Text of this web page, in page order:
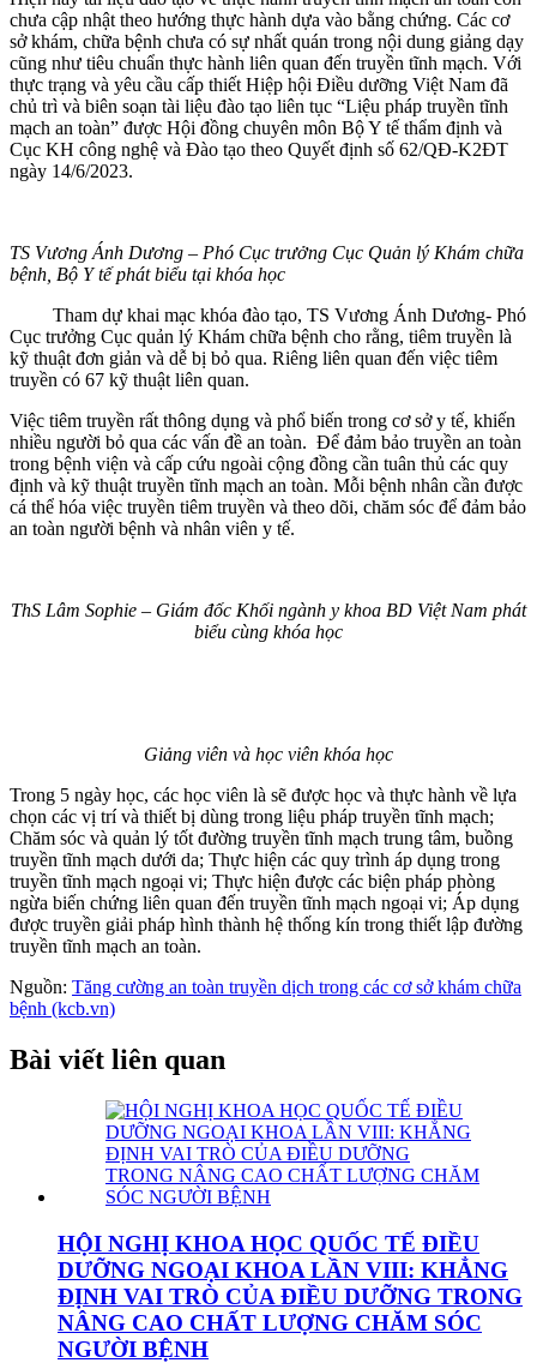
chưa cập nhật theo hướng thực hành dựa vào bằng chứng. Các cơ
sở khám, chữa bệnh chưa có sự nhất quán trong nội dung giảng dạy
cũng như tiêu chuẩn thực hành liên quan đến truyền tĩnh mạch. Với
thực trạng và yêu cầu cấp thiết Hiệp hội Điều dưỡng Việt Nam đã
chủ trì và biên soạn tài liệu đào tạo liên tục “Liệu pháp truyền tĩnh
mạch an toàn” được Hội đồng chuyên môn Bộ Y tế thẩm định và
Cục KH công nghệ và Đào tạo theo Quyết định số 62/QĐ-K2ĐT
ngày 14/6/2023.
TS Vương Ánh Dương – Phó Cục trưởng Cục Quản lý Khám chữa
bệnh, Bộ Y tế phát biểu tại khóa học
Tham dự khai mạc khóa đào tạo, TS Vương Ánh Dương- Phó
Cục trưởng Cục quản lý Khám chữa bệnh cho rằng, tiêm truyền là
kỹ thuật đơn giản và dễ bị bỏ qua. Riêng liên quan đến việc tiêm
truyền có 67 kỹ thuật liên quan.
Việc tiêm truyền rất thông dụng và phổ biến trong cơ sở y tế, khiến
nhiều người bỏ qua các vấn đề an toàn. Để đảm bảo truyền an toàn
trong bệnh viện và cấp cứu ngoài cộng đồng cần tuân thủ các quy
định và kỹ thuật truyền tĩnh mạch an toàn. Mỗi bệnh nhân cần được
cá thể hóa việc truyền tiêm truyền và theo dõi, chăm sóc để đảm bảo
an toàn người bệnh và nhân viên y tế.
ThS Lâm Sophie – Giám đốc Khối ngành y khoa BD Việt Nam phát
biểu cùng khóa học
Giảng viên và học viên khóa học
Trong 5 ngày học, các học viên là sẽ được học và thực hành về lựa
chọn các vị trí và thiết bị dùng trong liệu pháp truyền tĩnh mạch;
Chăm sóc và quản lý tốt đường truyền tĩnh mạch trung tâm, buồng
truyền tĩnh mạch dưới da; Thực hiện các quy trình áp dụng trong
truyền tĩnh mạch ngoại vi; Thực hiện được các biện pháp phòng
ngừa biến chứng liên quan đến truyền tĩnh mạch ngoại vi; Áp dụng
được truyền giải pháp hình thành hệ thống kín trong thiết lập đường
truyền tĩnh mạch an toàn.
Nguồn: Tăng cường an toàn truyền dịch trong các cơ sở khám chữa
bệnh (kcb.vn)
Bài viết liên quan
HỘI NGHỊ KHOA HỌC QUỐC TẾ ĐIỀU
DƯỠNG NGOẠI KHOA LẦN VIII: KHẲNG
ĐỊNH VAI TRÒ CỦA ĐIỀU DƯỠNG TRONG
NÂNG CAO CHẤT LƯỢNG CHĂM SÓC
NGƯỜI BỆNH